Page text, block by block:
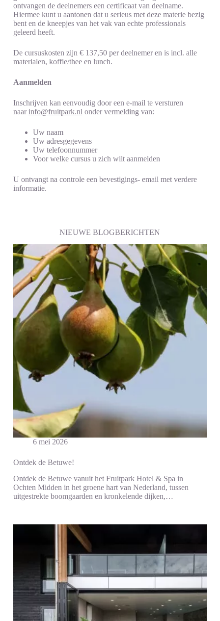
ontvangen de deelnemers een certificaat van deelname.
Hiermee kunt u aantonen dat u serieus met deze materie bezig
bent en de kneepjes van het vak van echte professionals
geleerd heeft.
De cursuskosten zijn € 137,50 per deelnemer en is incl. alle
materialen, koffie/thee en lunch.
Aanmelden
Inschrijven kan eenvoudig door een e-mail te versturen
naarinfo@fruitpark.nl onder vermelding van:
Uw naam
Uw adresgegevens
Uw telefoonnummer
Voor welke cursus u zich wilt aanmelden
U ontvangt na controle een bevestigings- email met verdere
informatie.
NIEUWE BLOGBERICHTEN
6 mei 2026
Ontdek de Betuwe!
Ontdek de Betuwe vanuit het Fruitpark Hotel & Spa in
Ochten Midden in het groene hart van Nederland, tussen
uitgestrekte boomgaarden en kronkelende dijken,…